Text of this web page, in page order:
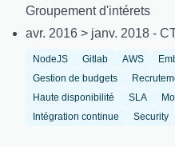
Groupement d'intérets
avr. 2016 > janv. 2018 -
NodeJS Gitlab AWS
Gestion de budgets
Haute disponibilité
SLA
Intégration continue
Security